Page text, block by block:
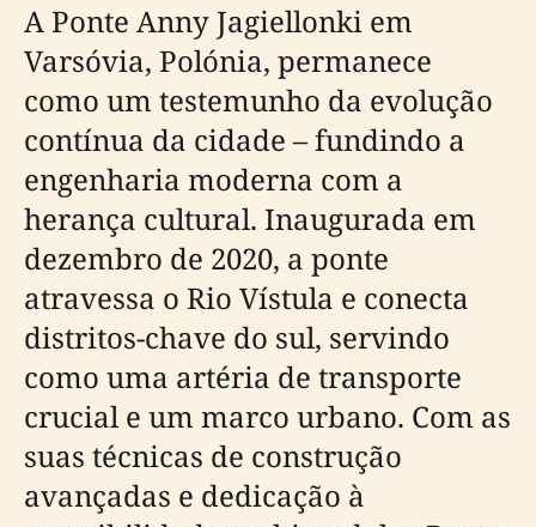
A Ponte Anny Jagiellonki em
Varsóvia, Polónia, permanece
como um testemunho da evolução
contínua da cidade – fundindo a
engenharia moderna com a
herança cultural. Inaugurada em
dezembro de 2020, a ponte
atravessa o Rio Vístula e conecta
distritos-chave do sul, servindo
como uma artéria de transporte
crucial e um marco urbano. Com as
suas técnicas de construção
avançadas e dedicação à